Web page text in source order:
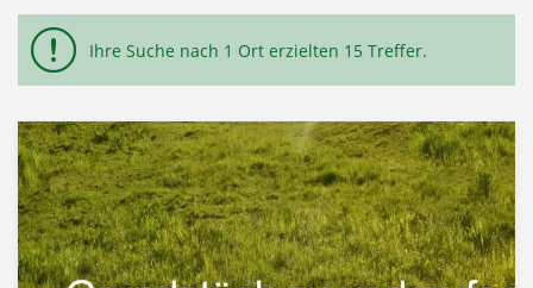
Immobiliensuche
Ergebnisse
Ihre Suche nach 1 Ort erzielten 15 Treffer.